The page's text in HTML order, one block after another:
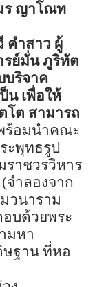
ร ญาโณท
คำสาว ผู้
รย์มั่น ภูริทัต
บริจาค
น เพื่อให้
โต สามารถ
ร้อมนำคณะ
ะพุทธรูป
าชวรวิหาร
(จำลองจาก
วนาราม
อบด้วยพระ
มหา
ษฐาน ที่หอ